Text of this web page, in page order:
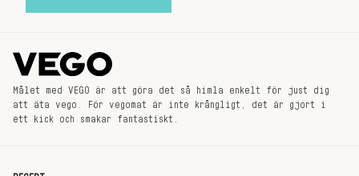
Målet med VEGO är att göra det så himla enkelt för just dig
att äta vego. För vegomat är inte krångligt, det är gjort i
ett kick och smakar fantastiskt.